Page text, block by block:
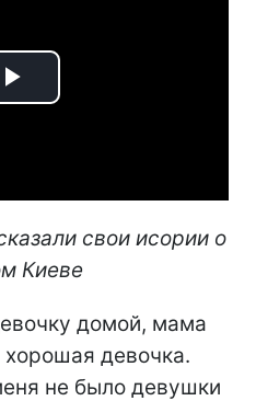
Play
свои исории о
Киеве
домой, мама
девочка.
не было девушки